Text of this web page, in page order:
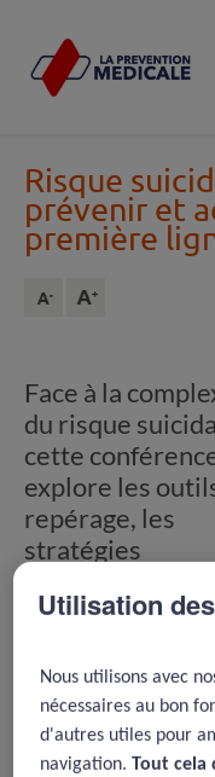
Risque
prévenir et
première
Face à la
du risque
cette
explore les
repérage, les
stratégies
professionnels
l'importance
bienveillante,
spécialisation
Utilisation
Nous utilisons avec
nécessaires au bon
d'autres utiles pour
navigation.Tout cela